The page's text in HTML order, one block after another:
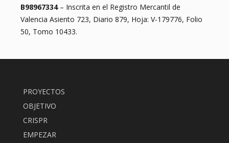
B98967334– Inscrita en el Registro Mercantil de
Valencia Asiento 723, Diario 879, Hoja: V-179776, Folio
50, Tomo 10433.
PROYECTOS
OBJETIVO
CRISPR
EMPEZAR